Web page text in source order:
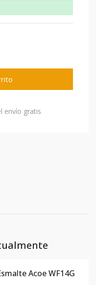
envío gratis
Acoe WF14G